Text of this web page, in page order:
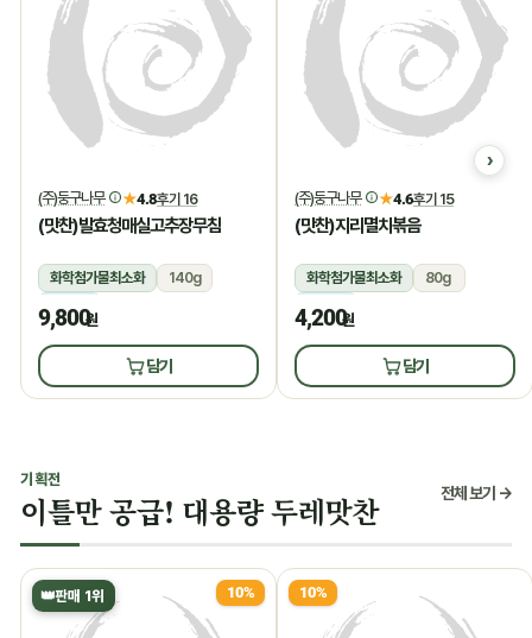
(주)둥구나무 ★4.8후기 16
(맛찬)발효청매실고추장무침
화학첨가물최소화
140g
냉장
9,800원
담기
(주)둥구나무 ★4.6후기 15
(맛찬)지리멸치볶음
화학첨가물최소화
80g
냉장
4,200원
담기
기획전
이틀만 공급! 대용량 두레맛찬 전체 보기 →
👑판매 1위 10% 10%